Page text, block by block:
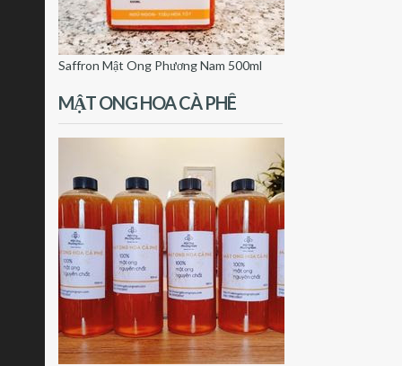
Saffron Mật Ong Phương Nam 500ml
MẬT ONG HOA CÀ PHÊ